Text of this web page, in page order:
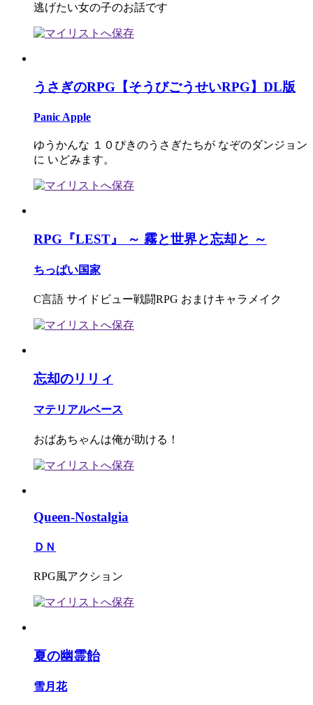
逃げたい女の子のお話です
うさぎのRPG【そうびごうせいRPG】DL版
Panic Apple
ゆうかんな １０ぴきのうさぎたちが なぞのダンジョン
に いどみます。
RPG『LEST』 ～ 霧と世界と忘却と ～
ちっぱい国家
C言語 サイドビュー戦闘RPG おまけキャラメイク
忘却のリリィ
マテリアルベース
おばあちゃんは俺が助ける！
Queen-Nostalgia
ＤＮ
RPG風アクション
夏の幽霊飴
雪月花